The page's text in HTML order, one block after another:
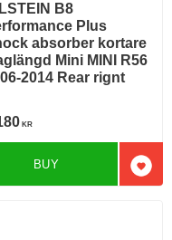
B8
Plus
absorber kortare
Mini MINI R56
2014 Rear rignt
KR
Add
BUY